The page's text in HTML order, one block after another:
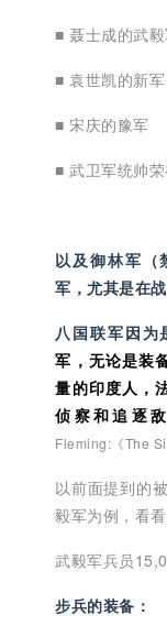
■ 聂士成的武
■ 袁世凯的新军
■ 宋庆的豫军
■ 武卫军统帅
以及御林军（
军，尤其是在
八国联军因为
军，无论是装
量的印度人，
侦察和追逐
Fleming:《The
以前面提到的
毅军为例，看
武毅军兵员
步兵的装备：